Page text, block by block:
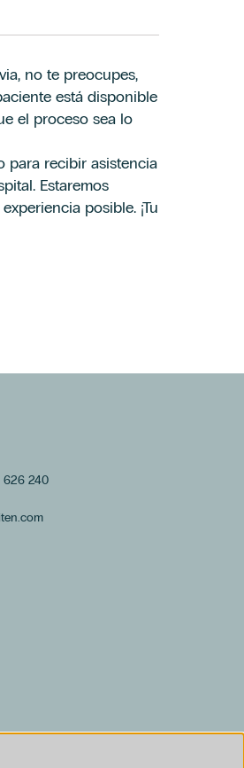
no te preocupes,
está disponible
el proceso sea lo
para recibir asistencia
Estaremos
posible. ¡Tu
informativa de
y la elaboración
en el Aviso
informativa de
y la elaboración
en el Aviso
626 240